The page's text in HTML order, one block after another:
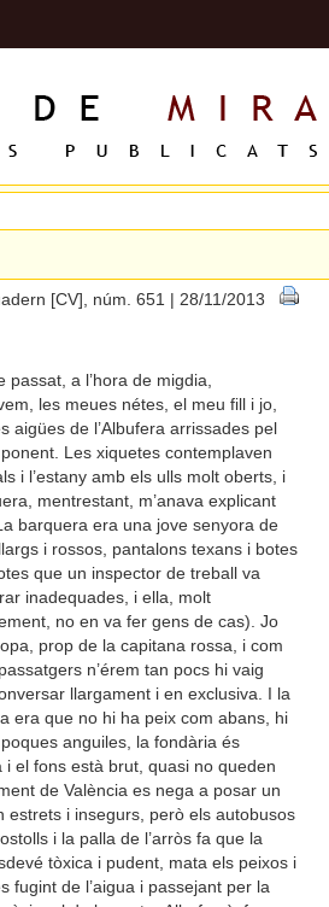
[CV], núm. 651 | 28/11/2013
passat, a l’hora de migdia,
les meues nétes, el meu fill i jo,
aigües de l’Albufera arrissades pel
Les xiquetes contemplaven
i l’estany amb els ulls molt oberts, i
mentrestant, m’anava explicant
barquera era una jove senyora de
i rossos, pantalons texans i botes
que un inspector de treball va
inadequades, i ella, molt
no en va fer gens de cas). Jo
prop de la capitana rossa, i com
n’érem tan pocs hi vaig
llargament i en exclusiva. I la
era que no hi ha peix com abans, hi
anguiles, la fondària és
i el fons està brut, quasi no queden
de València es nega a posar un
estrets i insegurs, però els autobusos
i la palla de l’arròs fa que la
tòxica i pudent, mata els peixos i
fugint de l’aigua i passejant per la